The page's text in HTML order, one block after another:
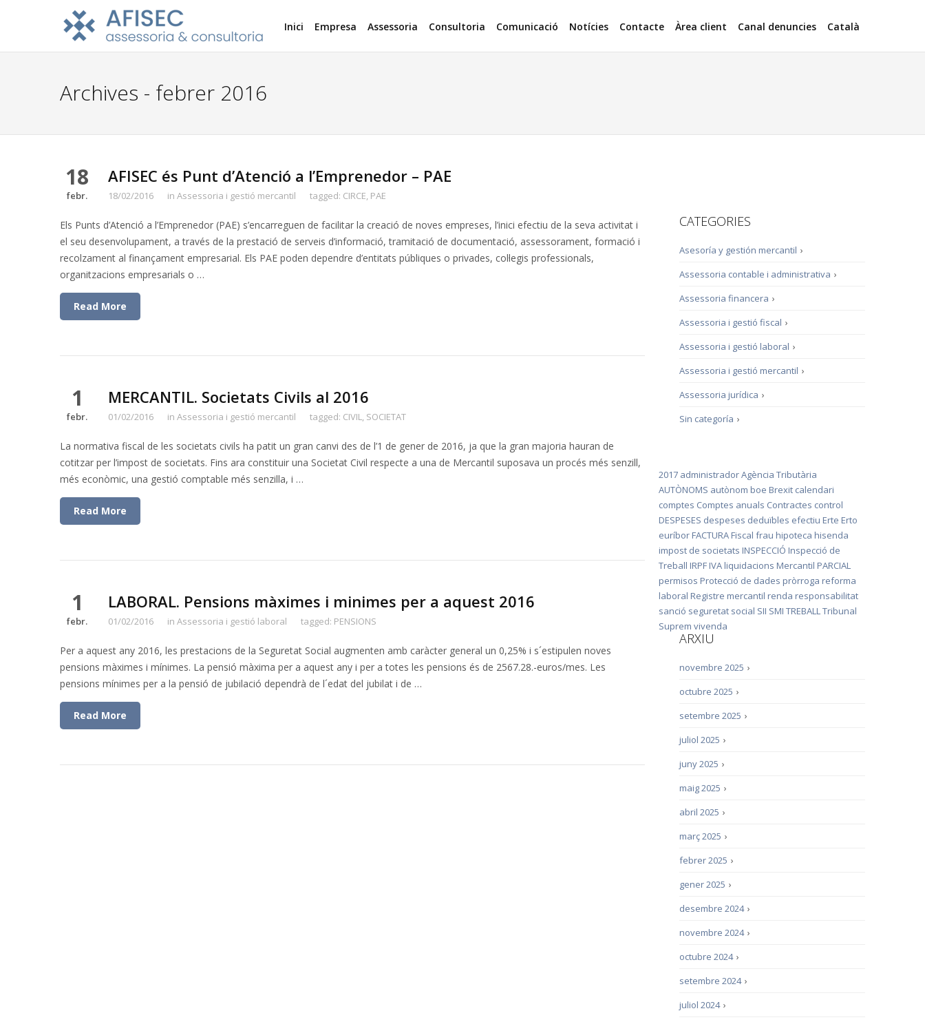
Inici Empresa Assessoria Consultoria Comunicació Notícies Contacte Àrea client Canal denuncies Català
Archives - febrer 2016
18
febr.
AFISEC és Punt d’Atenció a l’Emprenedor – PAE
18/02/2016 in Assessoria i gestió mercantil tagged: CIRCE, PAE
Els Punts d’Atenció a l’Emprenedor (PAE) s’encarreguen de facilitar la creació de noves empreses, l’inici efectiu de la seva activitat i
el seu desenvolupament, a través de la prestació de serveis d’informació, tramitació de documentació, assessorament, formació i
recolzament al finançament empresarial. Els PAE poden dependre d’entitats públiques o privades, col·legis professionals,
organitzacions empresarials o …
Read More
1
febr.
MERCANTIL. Societats Civils al 2016
01/02/2016 in Assessoria i gestió mercantil tagged: CIVIL, SOCIETAT
La normativa fiscal de les societats civils ha patit un gran canvi des de l’1 de gener de 2016, ja que la gran majoria hauran de
cotitzar per l’impost de societats. Fins ara constituir una Societat Civil respecte a una de Mercantil suposava un procés més senzill,
més econòmic, una gestió comptable més senzilla, i …
Read More
1
febr.
LABORAL. Pensions màximes i minimes per a aquest 2016
01/02/2016 in Assessoria i gestió laboral tagged: PENSIONS
Per a aquest any 2016, les prestacions de la Seguretat Social augmenten amb caràcter general un 0,25% i s´estipulen noves
pensions màximes i mínimes. La pensió màxima per a aquest any i per a totes les pensions és de 2567.28.-euros/mes. Les
pensions mínimes per a la pensió de jubilació dependrà de l´edat del jubilat i de …
Read More
CATEGORIES
›
Asesoría y gestión mercantil
›
Assessoria contable i administrativa
›
Assessoria financera
›
Assessoria i gestió fiscal
›
Assessoria i gestió laboral
›
Assessoria i gestió mercantil
›
Assessoria jurídica
›
Sin categoría
2017 administradorAgència Tributària
AUTÒNOMS autònom boe Brexit calendari
comptes Comptes anuals Contractes control
DESPESES despeses deduïbles efectiu Erte Erto
euríbor FACTURA Fiscal frau hipoteca hisenda
impost de societats INSPECCIÓ Inspecció de
Treball IRPF IVA liquidacions Mercantil PARCIAL
permisos Protecció de dades pròrroga reforma
laboral Registre mercantil renda responsabilitat
sanció seguretat social SII SMI TREBALLTribunal
Suprem vivenda
ARXIU
›
novembre 2025
›
octubre 2025
›
setembre 2025
›
juliol 2025
›
juny 2025
›
maig 2025
›
abril 2025
›
març 2025
›
febrer 2025
›
gener 2025
›
desembre 2024
›
novembre 2024
›
octubre 2024
›
setembre 2024
›
juliol 2024